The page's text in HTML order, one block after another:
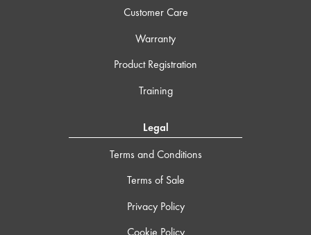
Customer Care
Warranty
Product Registration
Training
Legal
Terms and Conditions
Terms of Sale
Privacy Policy